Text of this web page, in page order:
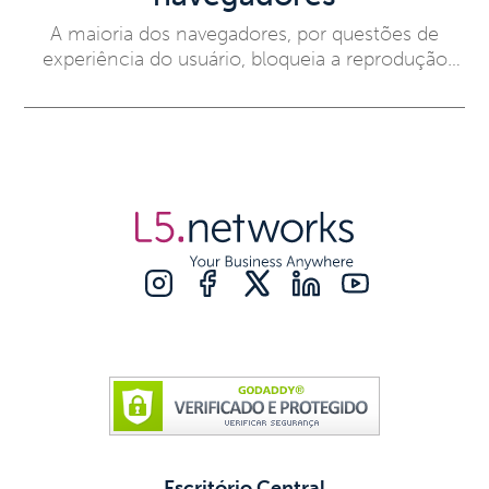
pode influenciar diretamente a performance. Ao
seguir algumas práticas simples, você pode
melhorar significativamente a sua experiência
superior, reduzindo ruídos externos e
melhorando a clareza da sua voz. Opte por fones
de ouvido com conexão USB para um
desempenho ainda melhor. Desative o SIP ALG
de qualidade e até mesmo bloqueando
chamadas. Entre em contato com seu provedor
de…
A maioria dos navegadores, por questões de
experiência do usuário, bloqueia a reprodução
em determinados cenários, como a reprodução
necessário configurar especificamente cada
navegador, garantindo assim que os tons sejam
reproduzidos sem a necessidade de interação do
usuário. Configurações essenciais para
endereço do site à lista de exceções. Políticas
Empresariais: Consulte a documentação oficial
para configurar as políticas de autoplay: